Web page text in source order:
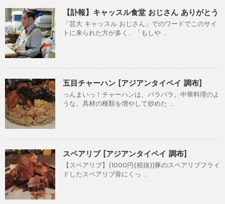
【訃報】キャッスル食堂 おじさん ありがとう
「芸大 キャッスル おじさん」でのワードでこのサイ
トに来られた方が多く、「もしや ...
五目チャーハン [アジアンタイペイ 調布]
っんまいっ！チャーハンは、パラパラ。中華料理のよ
うな、具材の種類を増やして炒めた ...
スペアリブ [アジアンタイペイ 調布]
【スペアリブ】(1000円(税抜))豚のスペアリブフライ
ドしたスペアリブ骨にくっ ...